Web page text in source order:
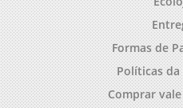
Formas de
Políticas da
Comprar